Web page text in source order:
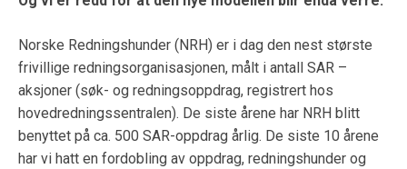
Norske Redningshunder (NRH) er i dag den nest største
frivillige redningsorganisasjonen, målt i antall SAR –
aksjoner (søk- og redningsoppdrag, registrert hos
hovedredningssentralen). De siste årene har NRH blitt
benyttet på ca. 500 SAR-oppdrag årlig. De siste 10 årene
har vi hatt en fordobling av oppdrag, redningshunder og